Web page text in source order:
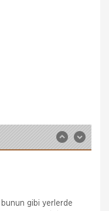
özel sağlık
tedavi giderleriniz
zorunlu bir
bunun gibi yerlerde